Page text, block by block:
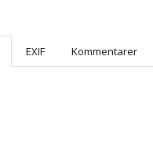
EXIF Kommentarer